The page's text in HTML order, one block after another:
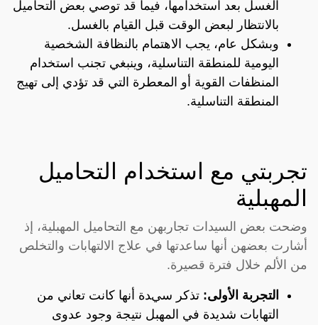
الغسل بعد استخدامها، فيما قد توصي بعض التحاميل
بالانتظار لبعض الوقت قبل القيام بالغسل.
وبشكل عام، يجب الاهتمام بالنظافة الشخصية
اليومية للمنطقة التناسلية، وينبغي تجنب استخدام
المنظفات القوية أو المعطرة التي قد تؤدي إلى تهيج
المنطقة التناسلية.
تجربتي مع استخدام التحاميل
المهبلية
وضحت بعض السيدات تجاربهن مع التحاميل المهبلية، إذ
أشارت بعضهن أنها ساعدتها في علاج الالتهابات والتخلص
من الألم خلال فترة قصيرة.
التجربة الأولى: تذكر سيدة أنها كانت تعاني من
التهابات شديدة في المهبل نتيجة وجود عدوى